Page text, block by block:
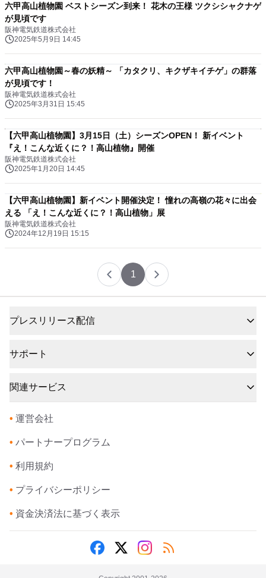
六甲高山植物園 ベストシーズン到来！ 花木の王様 ツクシシャクナゲ
が見頃です
阪神電気鉄道株式会社
2025年5月9日 14:45
六甲高山植物園～春の妖精～ 「カタクリ、キクザキイチゲ」の群落
が見頃です！
阪神電気鉄道株式会社
2025年3月31日 15:45
【六甲高山植物園】3月15日（土）シーズンOPEN！ 新イベント
『え！こんな近くに？！高山植物』開催
阪神電気鉄道株式会社
2025年1月20日 14:45
【六甲高山植物園】新イベント開催決定！ 憧れの高嶺の花々に出会
える 「え！こんな近くに？！高山植物」展
阪神電気鉄道株式会社
2024年12月19日 15:15
1
プレスリリース配信
サポート
関連サービス
• 運営会社
• パートナープログラム
• 利用規約
• プライバシーポリシー
• 資金決済法に基づく表示